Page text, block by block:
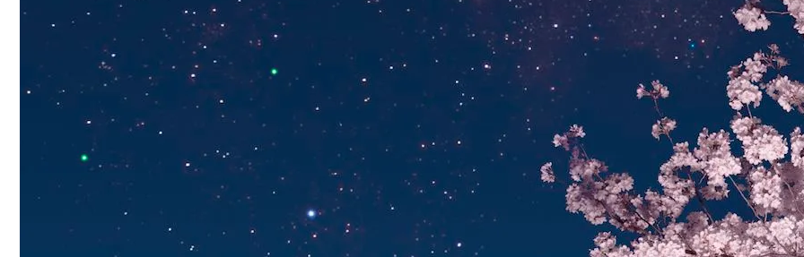
Электромобиль Xiaomi: Внешность Уже Известна, Имя – Еще Нет